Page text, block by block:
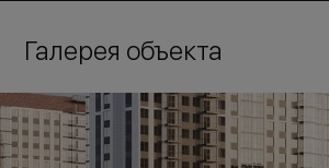
Галерея объекта